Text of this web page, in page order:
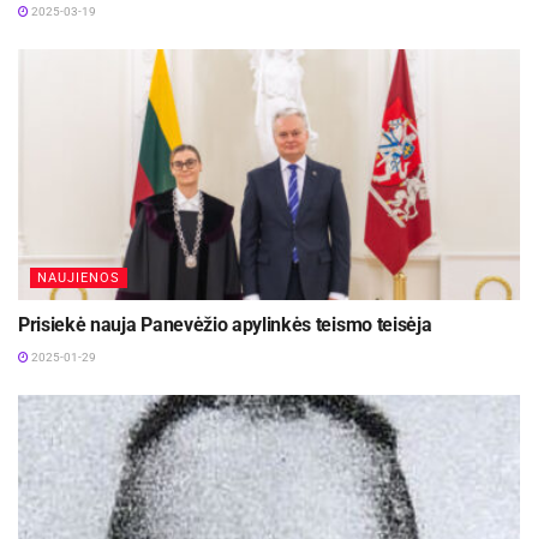
2025-03-19
NAUJIENOS
Prisiekė nauja Panevėžio apylinkės teismo teisėja
2025-01-29